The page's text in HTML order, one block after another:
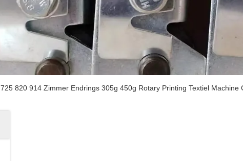
725 820 914 Zimmer Endrings 305g 450g Rotary Printing Textiel Machine